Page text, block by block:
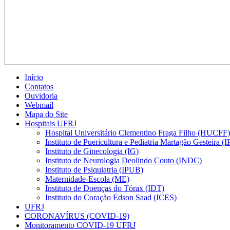
Início
Contatos
Ouvidoria
Webmail
Mapa do Site
Hospitais UFRJ
Hospital Universitário Clementino Fraga Filho (HUCFF)
Instituto de Puericultura e Pediatria Martagão Gesteira
Instituto de Ginecologia (IG)
Instituto de Neurologia Deolindo Couto (INDC)
Instituto de Psiquiatria (IPUB)
Maternidade-Escola (ME)
Instituto de Doenças do Tórax (IDT)
Instituto do Coração Edson Saad (ICES)
UFRJ
CORONAVÍRUS (COVID-19)
Monitoramento COVID-19 UFRJ